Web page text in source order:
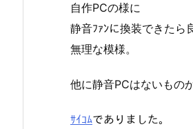
自作PCの様に
静音ﾌｧﾝに換装できたら
無理な模様。
他に静音PCはないもの
ｻｲｺﾑでありました。